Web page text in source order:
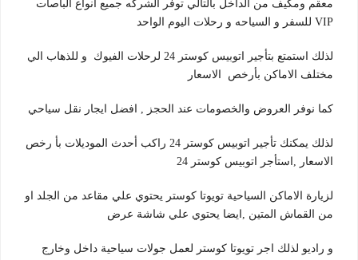
معقم ومكيف من الداخل بالتالي توفر الشركه جميع انواع الباصات
VIP للسفر و السياحه و رحلات اليوم الواحد
لذلك استمتع بتأجير اتوبيس كوستر 24 لرحلات الفيوك و للذهاب الي
مختلف الاماكن بأرخص الاسعار
كما نوفر العروض والخصومات عند الحجز , افضل ايجار نقل سياحي
لذلك يمكنك تأجير اتوبيس كوستر 24 راكب أحدث الموديلات بأ رخص
الاسعار ,استأجر اتوبيس كوستر 24
لزيارة الاماكن السياحية تويوتا كوستر يحتوي علي مقاعد من الجلد او
من القماش المتين ,ايضا يحتوي علي شاشة عرض
و راديو لذلك اجر تويوتا كوستر لعمل جولات سياحية داخل وخارج